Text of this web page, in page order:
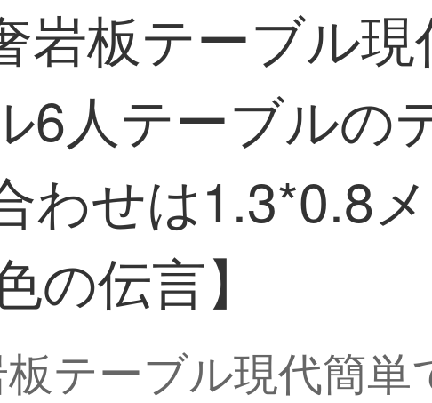
岩板テーブル
6人テーブルの
わせは1.3*0.8
の伝言】
テーブル現代簡単